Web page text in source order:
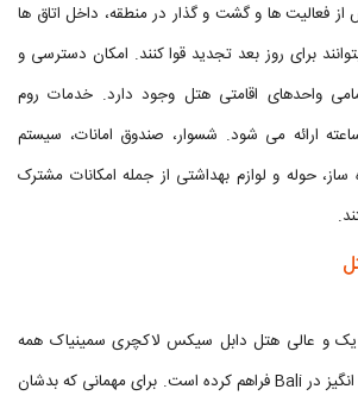
از فعالیت ها و گشت و گذار در منطقه، داخل اتاق ها
برای روز بعد تجدید قوا کنند. امکان دسترسی و
واحدهای اقامتی هتل وجود دارد. خدمات روم
به صورت ۲۴ ساعته ارائه می شود. شسوار، صندوق امانات، سیستم
حوله و لوازم بهداشتی از جمله امکانات مشترک
یک و عالی هتل دابل سیکس لاکچری سمینیاک همه
چیز را برای اقامتی خاطره انگیز در Bali فراهم کرده است. برای مهمانی که بدشان